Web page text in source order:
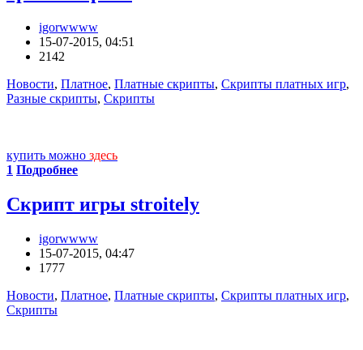
igorwwww
15-07-2015, 04:51
2142
Новости, Платное, Платные скрипты, Скрипты платных игр,
Разные скрипты, Скрипты
купить можно здесь
1 Подробнее
Скрипт игры stroitely
igorwwww
15-07-2015, 04:47
1777
Новости, Платное, Платные скрипты, Скрипты платных игр,
Скрипты